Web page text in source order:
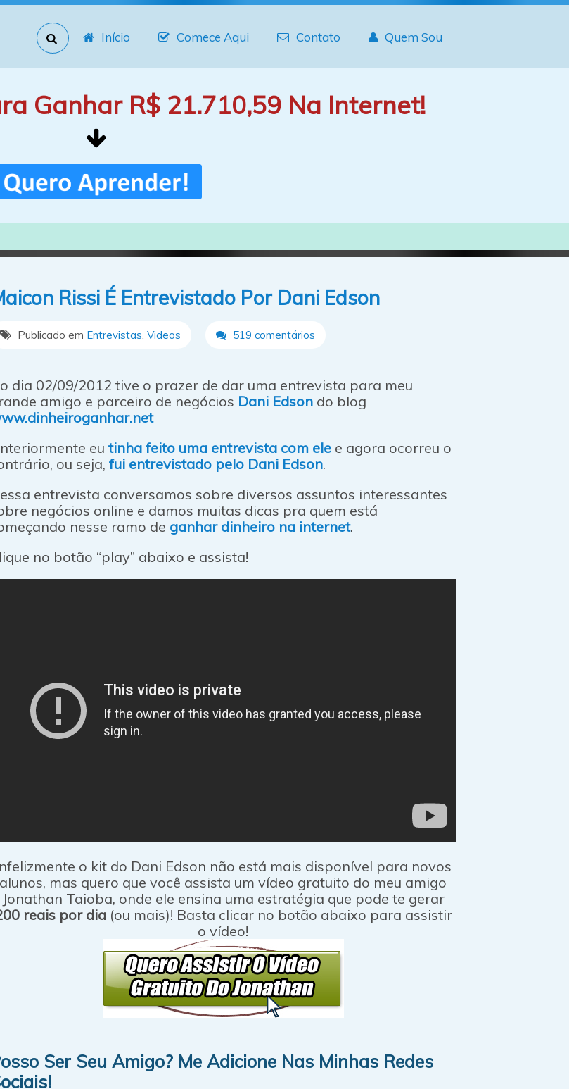
Início Comece Aqui Contato Quem Sou
Ganhar R$ 21.710,59 Na Internet!
Rissi É Entrevistado Por Dani Edson
Publicado em Entrevistas Videos 519 comentários
dia 02/09/2012 tive o prazer de dar uma entrevista para meu
amigo e parceiro de negócios Dani Edson do blog
eu tinha feito uma entrevista com ele e agora ocorreu o
ou seja, fui entrevistado pelo Dani Edson.
entrevista conversamos sobre diversos assuntos interessantes
negócios online e damos muitas dicas pra quem está
nesse ramo de ganhar dinheiro na internet.
no botão “play” abaixo e assista!
o kit do Dani Edson não está mais disponível para novos
alunos, mas quero que você assista um vídeo gratuito do meu amigo
Jonathan Taioba, onde ele ensina uma estratégia que pode te gerar
reais por dia(ou mais)! Basta clicar no botão abaixo para assistir
o vídeo!
Ser Seu Amigo? Me Adicione Nas Minhas Redes